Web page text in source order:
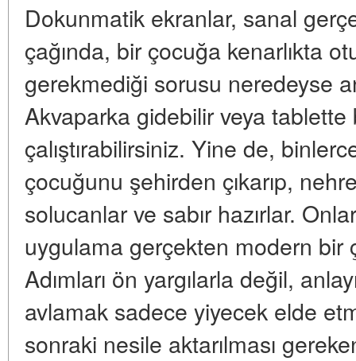
Dokunmatik ekranlar, sanal
çağında, bir çocuğa kenarlıkta
gerekmediği sorusu neredeyse
Akvaparka gidebilir veya
çalıştırabilirsiniz. Yine de,
çocuğunu şehirden çıkarıp,
solucanlar ve sabır hazırlar.
uygulama gerçekten modern bir
Adımları ön yargılarla değil,
avlamak sadece yiyecek elde
sonraki nesile aktarılması